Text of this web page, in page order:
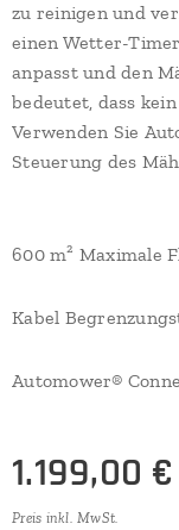
zu reinigen und
einen Wetter-
anpasst und den
bedeutet, dass
Verwenden Sie
Steuerung des
600 m² Maximale
Kabel
Automower®
1.199,00 €
Preis inkl. MwSt.